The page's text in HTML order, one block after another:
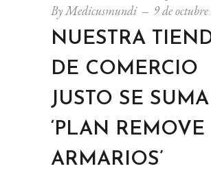
ByMedicusmundi 9 de
NUESTRA
DE COMERCIO
JUSTO SE
‘PLAN REMOVE
ARMARIOS’